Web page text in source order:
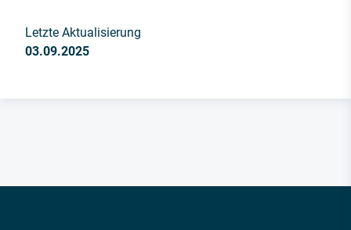
Letzte Aktualisierung
03.09.2025